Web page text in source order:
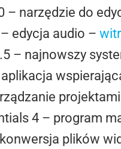
– narzędzie do
edycja audio –
– najnowszy
4 – program
plików